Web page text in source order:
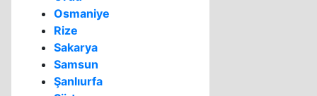
Osmaniye
Rize
Sakarya
Samsun
Şanlıurfa